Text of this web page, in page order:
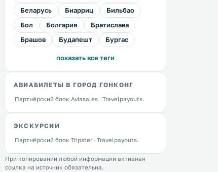
Беларусь
Биарриц
Бильбао
Бол
Болгария
Братислава
Брашов
Будапешт Бургас
показать все теги
АВИАБИЛЕТЫ В ГОРОД ГОНКОНГ
Партнёрский блок Aviasales · Travelpayouts.
ЭКСКУРСИИ
Партнёрский блок Tripster · Travelpayouts.
При копировании любой информации активная
ссылка на источник обязательна.